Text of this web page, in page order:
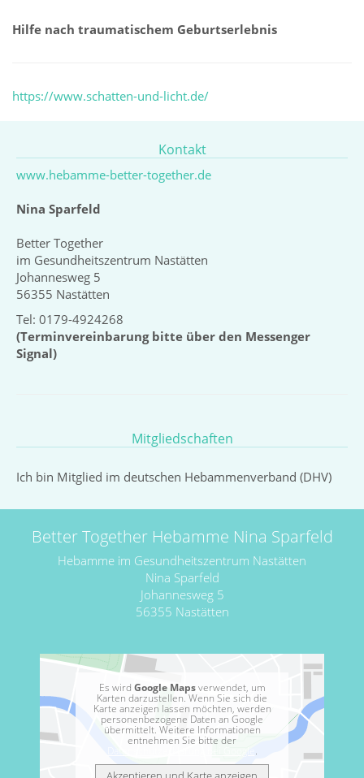
Hilfe nach traumatischem Geburtserlebnis
https://www.schatten-und-licht.de/
Kontakt
www.hebamme-better-together.de
Nina Sparfeld
Better Together
im Gesundheitszentrum Nastätten
Johannesweg 5
56355 Nastätten
Tel: 0179-4924268
(Terminvereinbarung bitte über den Messenger
Signal)
Mitgliedschaften
Ich bin Mitglied im deutschen Hebammenverband (DHV)
Better Together Hebamme Nina Sparfeld
Hebamme im Gesundheitszentrum Nastätten
Nina Sparfeld
Johannesweg 5
56355 Nastätten
Es wird Google Mapsverwendet, um
Karten darzustellen. Wenn Sie sich die
Karte anzeigen lassen möchten, werden
personenbezogene Daten an Google
übermittelt. Weitere Informationen
entnehmen Sie bitte der
.